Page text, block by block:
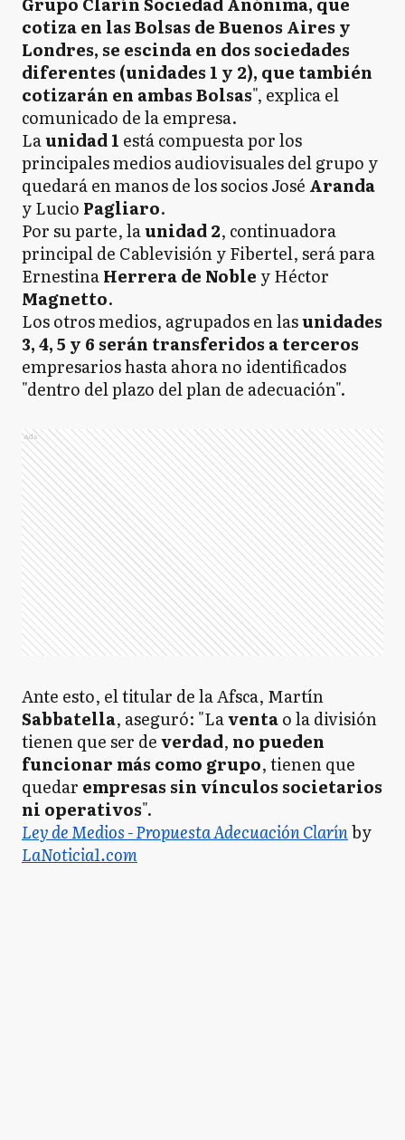
cotiza en las Bolsas de Buenos Aires y
Londres, se escinda en dos sociedades
diferentes (unidades 1 y 2), que también
cotizarán en ambas Bolsas", explica el
comunicado de la empresa.
Launidad 1 está compuesta por los
principales medios audiovisuales del grupo y
quedará en manos de los socios José Aranda
y Lucio Pagliaro.
Por su parte, launidad 2, continuadora
principal de Cablevisión y Fibertel, será para
ErnestinaHerrera de Noble y Héctor
Magnetto.
Los otros medios, agrupados en lasunidades
3, 4, 5 y 6 serán transferidos a terceros
empresarios hasta ahora no identificados
"dentro del plazo del plan de adecuación".
Ads
Ante esto, el titular de la Afsca, Martín
Sabbatella, aseguró: "Laventao la división
tienen que ser deverdad, no pueden
funcionar más como grupo, tienen que
quedar empresas sin vínculos societarios
ni operativos".
Ley de Medios - Propuesta Adecuación Clarínby
LaNoticia1.com